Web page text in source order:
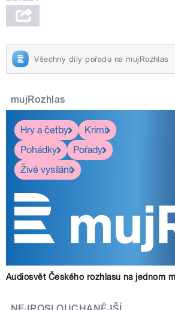
Všechny díly pořadu na mujRozhlas
mujRozhlas
Hry a četby
Krimi
Pohádky
Pořady
Živé vysílání
Audiosvět Českého rozhlasu na jednom